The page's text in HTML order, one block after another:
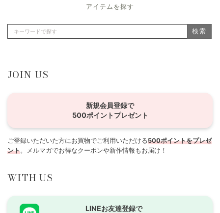
アイテムを探す
検索
JOIN US
新規会員登録で
500ポイントプレゼント
ご登録いただいた方にお買物でご利用いただける500ポイントをプレゼ
ント。メルマガでお得なクーポンや新作情報もお届け！
WITH US
LINEお友達登録で